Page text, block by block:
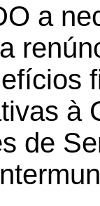
a
à
de